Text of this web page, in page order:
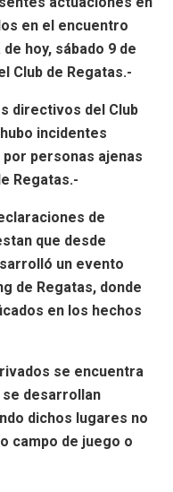
en el encuentro
hoy, sábado 9 de
Club de Regatas.-
directivos del Club
incidentes
personas ajenas
Regatas.-
de
que desde
un evento
de Regatas, donde
en los hechos
se encuentra
se desarrollan
dichos lugares no
campo de juego o